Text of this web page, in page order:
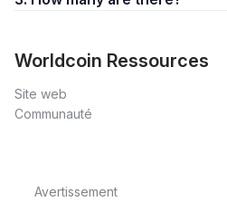
Worldcoin Ressources
Site web
Communauté
Avertissement